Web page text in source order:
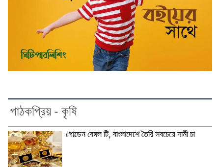
পাঠকপ্রিয় - কৃষি
গোল্ডেন বেঙ্গল টি, বাংলাদেশে তৈরি সবচেয়ে দামী চা